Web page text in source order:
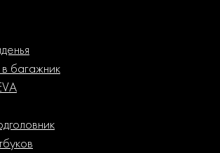
багажник